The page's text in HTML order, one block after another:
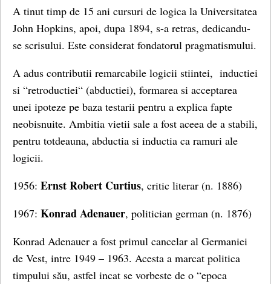
A tinut timp de 15 ani cursuri de logica la Universitatea
John Hopkins, apoi, dupa 1894, s-a retras, dedicandu-
se scrisului. Este considerat fondatorul pragmatismului.
A adus contributii remarcabile logicii stiintei, inductiei
si “retroductiei“ (abductiei), formarea si acceptarea
unei ipoteze pe baza testarii pentru a explica fapte
neobisnuite. Ambitia vietii sale a fost aceea de a stabili,
pentru totdeauna, abductia si inductia ca ramuri ale
logicii.
1956: Ernst Robert Curtius, critic literar (n. 1886)
1967: Konrad Adenauer, politician german (n. 1876)
Konrad Adenauer a fost primul cancelar al Germaniei
de Vest, intre 1949 – 1963. Acesta a marcat politica
timpului său, astfel incat se vorbeste de o “epoca